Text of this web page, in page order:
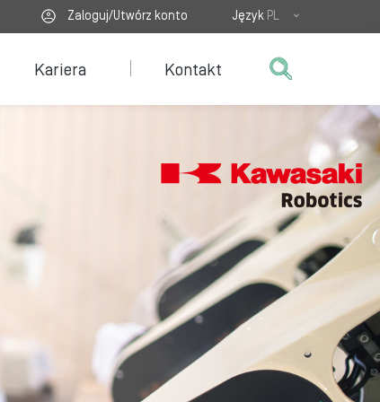
Zaloguj/Utwórz konto Język PL
Kariera Kontakt